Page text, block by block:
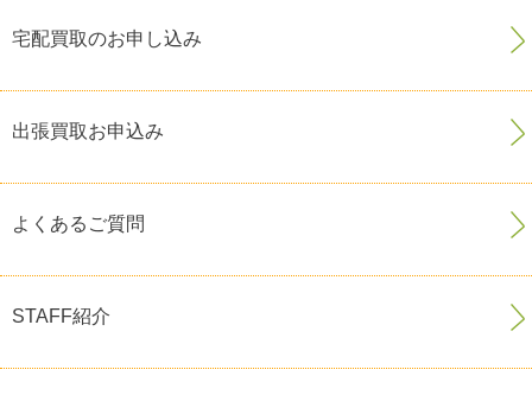
宅配買取のお申し込み
出張買取お申込み
よくあるご質問
STAFF紹介